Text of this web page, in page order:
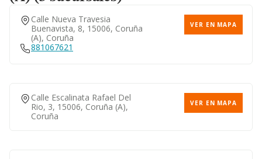
981644388
Calle Nueva Travesia
Buenavista, 8, 15006, Coruña
(a), Coruña
VER EN MAPA
881067621
Calle Escalinata Rafael Del
Rio, 3, 15006, Coruña (a),
Coruña
VER EN MAPA